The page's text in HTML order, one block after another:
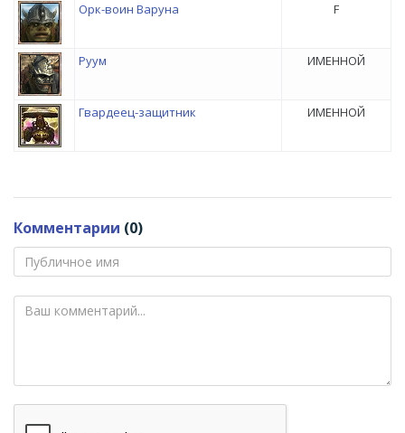
Орк-воин Варуна F
Руум ИМЕННОЙ
Гвардеец-защитник ИМЕННОЙ
Комментарии (0)